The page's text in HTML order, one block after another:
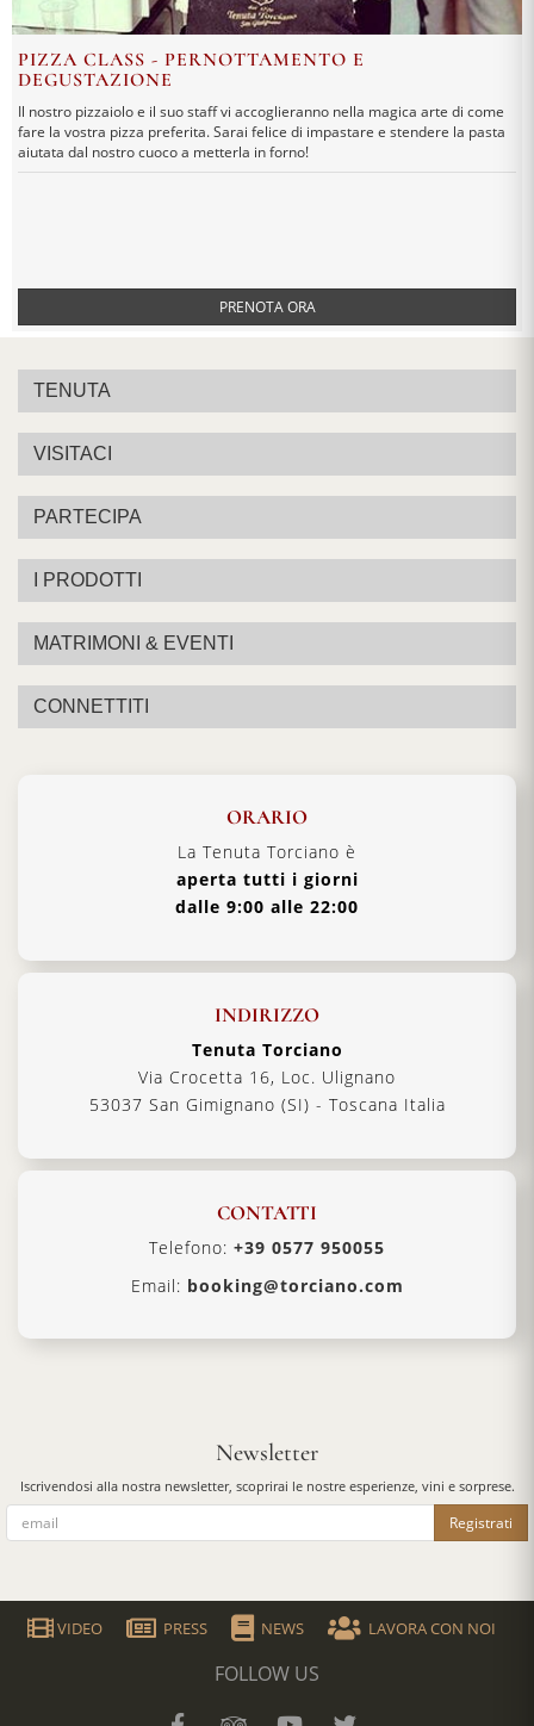
PIZZA CLASS - PERNOTTAMENTO E
DEGUSTAZIONE
Il nostro pizzaiolo e il suo staff vi accoglieranno nella magica arte di come
fare la vostra pizza preferita. Sarai felice di impastare e stendere la pasta
aiutata dal nostro cuoco a metterla in forno!
PRENOTA ORA
TENUTA
VISITACI
PARTECIPA
I PRODOTTI
MATRIMONI & EVENTI
CONNETTITI
ORARIO
La Tenuta Torciano è
aperta tutti i giorni
dalle 9:00 alle 22:00
INDIRIZZO
Tenuta Torciano
Via Crocetta 16, Loc. Ulignano
53037 San Gimignano (SI) - Toscana Italia
CONTATTI
Telefono: +39 0577 950055
Email: booking@torciano.com
Newsletter
Iscrivendosi alla nostra newsletter, scoprirai le nostre esperienze, vini e sorprese.
Registrati
VIDEO PRESS NEWS LAVORA CON NOI
FOLLOW US